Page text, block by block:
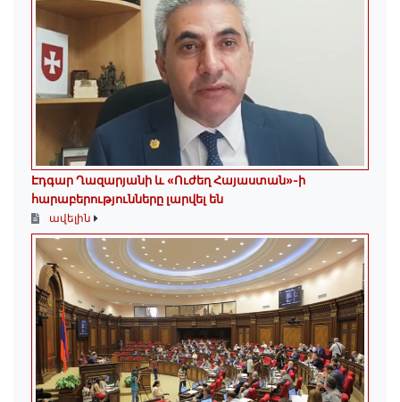
Էդգար Ղազարյանի և «Ուժեղ Հայաստան»-ի
հարաբերությունները լարվել են
ավելին